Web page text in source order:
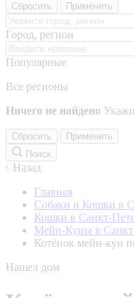
Сбросить Применить
Город, регион
Популярные
Все регионы
Ничего не найдено
Сбросить
Применить
Поиск
Назад
Главная
Собаки и Кошки в
Кошки в Санкт-
Мейн-Куны в
Котёнок мейн-кун
Нашел дом